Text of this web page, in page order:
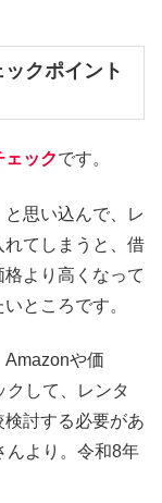
クポイント
ェックです。
と思い込んで、レ
れてしまうと、借
より高くなって
ところです。
や価
クして、レンタ
討する必要があ
んより。令和8年